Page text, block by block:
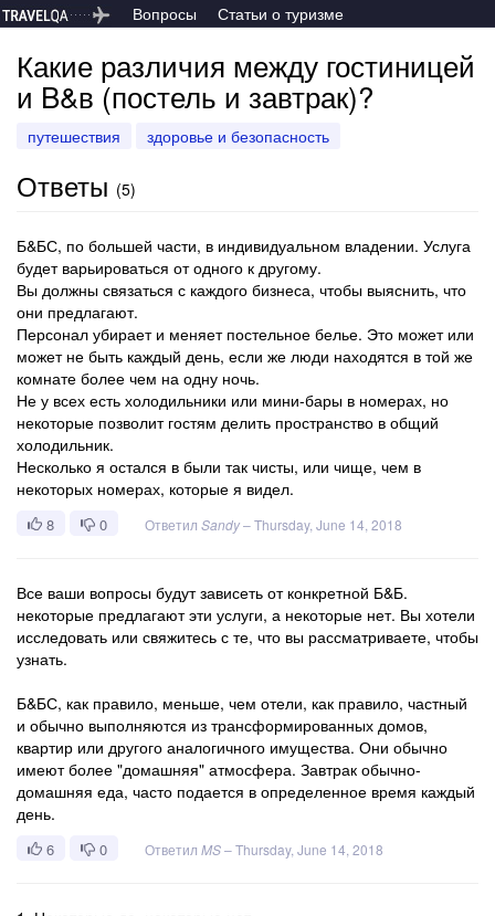
Вопросы Статьи о туризме
Какие различия между гостиницей
и B&в (постель и завтрак)?
путешествия здоровье и безопасность
Ответы (5)
Б&БС, по большей части, в индивидуальном владении. Услуга
будет варьироваться от одного к другому.
Вы должны связаться с каждого бизнеса, чтобы выяснить, что
они предлагают.
Персонал убирает и меняет постельное белье. Это может или
может не быть каждый день, если же люди находятся в той же
комнате более чем на одну ночь.
Не у всех есть холодильники или мини-бары в номерах, но
некоторые позволит гостям делить пространство в общий
холодильник.
Несколько я остался в были так чисты, или чище, чем в
некоторых номерах, которые я видел.
8 0 Ответил Sandy–Thursday, June 14, 2018
Все ваши вопросы будут зависеть от конкретной Б&Б.
некоторые предлагают эти услуги, а некоторые нет. Вы хотели
исследовать или свяжитесь с те, что вы рассматриваете, чтобы
узнать.
Б&БС, как правило, меньше, чем отели, как правило, частный
и обычно выполняются из трансформированных домов,
квартир или другого аналогичного имущества. Они обычно
имеют более "домашняя" атмосфера. Завтрак обычно-
домашняя еда, часто подается в определенное время каждый
день.
6 0 Ответил MS–Thursday, June 14, 2018